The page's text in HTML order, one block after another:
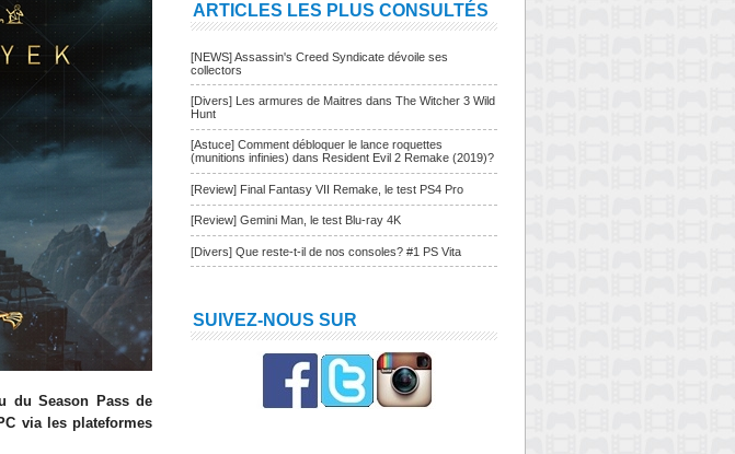
du Season Pass de
via les plateformes
ARTICLES LES PLUS CONSULTÉS
[NEWS] Assassin's Creed Syndicate dévoile ses
collectors
[Divers] Les armures de Maitres dans The Witcher 3 Wild
Hunt
[Astuce] Comment débloquer le lance roquettes
(munitions infinies) dans Resident Evil 2 Remake (2019)?
[Review] Final Fantasy VII Remake, le test PS4 Pro
[Review] Gemini Man, le test Blu-ray 4K
[Divers] Que reste-t-il de nos consoles? #1 PS Vita
SUIVEZ-NOUS SUR